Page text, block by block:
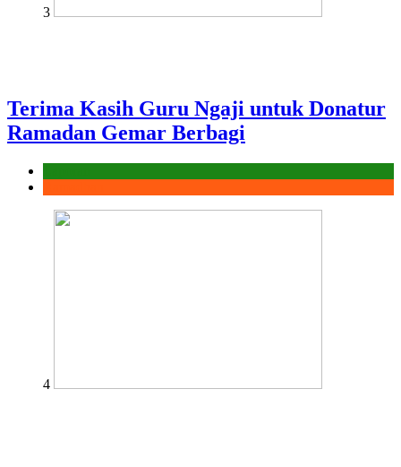
3
Terima Kasih Guru Ngaji untuk Donatur
Ramadan Gemar Berbagi
4